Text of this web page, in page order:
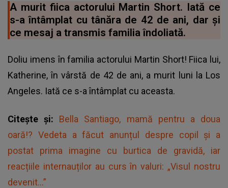
A murit fiica actorului Martin Short. Iată ce
s-a întâmplat cu tânăra de 42 de ani, dar și
ce mesaj a transmis familia îndoliată.
Doliu imens în familia actorului Martin Short! Fiica lui,
Katherine, în vârstă de 42 de ani, a murit luni la Los
Angeles. Iată ce s-a întâmplat cu aceasta.
Citește și: Bella Santiago, mamă pentru a doua
oară!? Vedeta a făcut anunțul despre copil și a
postat prima imagine cu burtica de gravidă, iar
reacțiile internauților au curs în valuri: „Visul nostru
devenit...”